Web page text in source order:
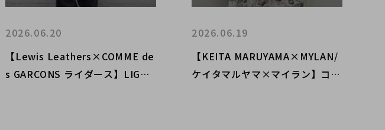
【Lewis Leathers×COMME de
s GARCONS ライダース】LIGHT
2026.06.20
【KEITA MARUYAMA×MYLAN/
ケイタマルヤマ×マイラン】コラ
2026.06.19